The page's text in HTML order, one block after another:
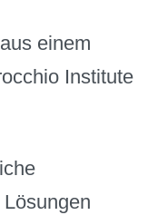
einem
Institute